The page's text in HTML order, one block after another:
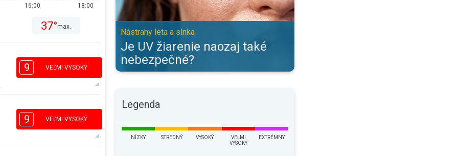
16:00
18:00
37°max.
9 VEĽMI VYSOKÝ
5
16:00
3
1
18:00
39°
9 VEĽMI VYSOKÝ
Nástrahy leta a slnka
Je UV žiarenie naozaj také
nebezpečné?
Legenda
NÍZKY STREDNÝ VYSOKÝ
VEĽMI
VYSOKÝ
EXTRÉMNY